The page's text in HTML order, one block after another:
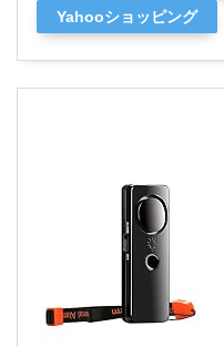
Yahooショッピング